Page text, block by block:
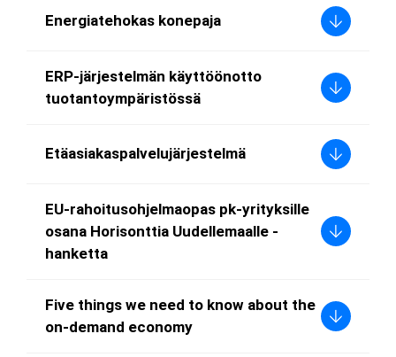
Energiatehokas konepaja
ERP-järjestelmän käyttöönotto
tuotantoympäristössä
Etäasiakaspalvelujärjestelmä
EU-rahoitusohjelmaopas pk-yrityksille
osana Horisonttia Uudellemaalle -
hanketta
Five things we need to know about the
on-demand economy